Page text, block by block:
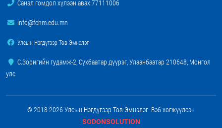
Санал гомдол хүлээн авах:77111006
info@fchm.edu.mn
Улсын Нэгдүгээр Төв Эмнэлэг
С.Зоригийн гудамж-2, Сүхбаатар дүүрэг, Улаанбаатар 210648, Монгол
улс
© 2018-2026 Улсын Нэгдүгээр Төв Эмнэлэг. Вэб хөгжүүлсэн
SODONSOLUTION